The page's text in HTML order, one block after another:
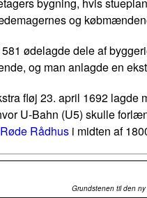
og
ødelagde dele af
og man anlagde en
fløj 23. april 1692
U-Bahn (U5) skulle
Røde Rådhus i midten af
Grundstenen til den